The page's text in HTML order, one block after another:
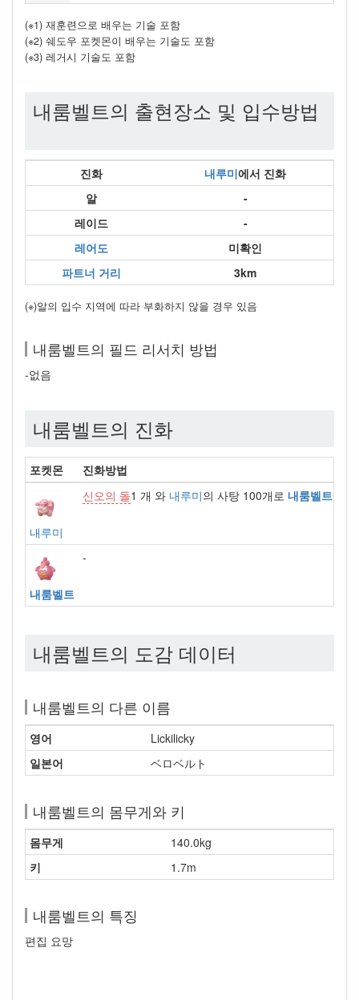
(※1) 재훈련으로 배우는 기술 포함
(※2) 쉐도우 포켓몬이 배우는 기술도 포함
(※3) 레거시 기술도 포함
내룸벨트의 출현장소 및 입수방법
진화 내루미에서 진화
알
-
레이드
-
레어도
미확인
파트너 거리
3km
(※)알의 입수 지역에 따라 부화하지 않을 경우 있음
내룸벨트의 필드 리서치 방법
-없음
내룸벨트의 진화
포켓몬 진화방법
내루미
신오의 돌1 개 와 내루미의 사탕 100개로 내룸벨트
내룸벨트
-
내룸벨트의 도감 데이터
내룸벨트의 다른 이름
영어
Lickilicky
일본어
ベロベルト
내룸벨트의 몸무게와 키
몸무게
140.0kg
키
1.7m
내룸벨트의 특징
편집 요망